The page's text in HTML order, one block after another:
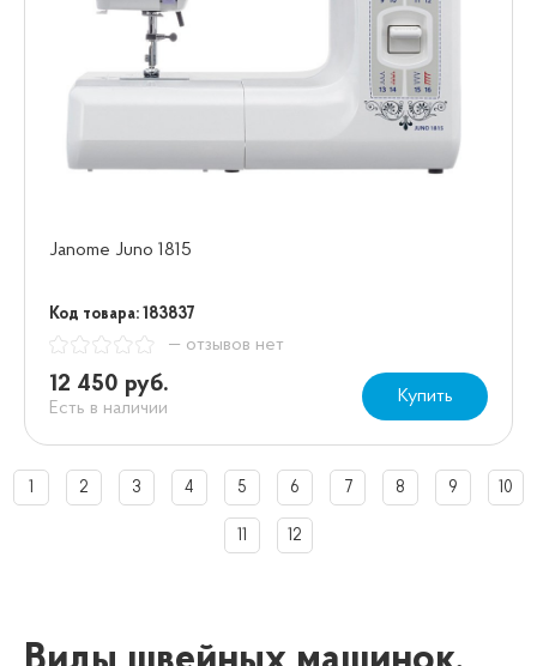
Janome Juno 1815
Код товара: 183837
— отзывов нет
12 450 руб.
Есть в наличии
Купить
1 2 3 4 5 6 7 8 9 10
11 12